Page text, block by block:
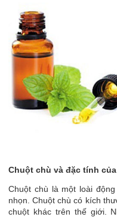
Chuột chù và đặc tính
Chuột chù là một loài
nhọn. Chuột chù có kích
chuột khác trên thế giới.